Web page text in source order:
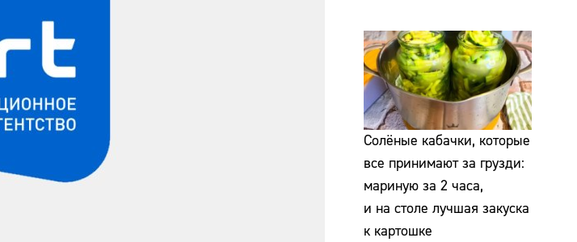
Солёные кабачки, которые
все принимают за грузди:
мариную за 2 часа,
и на столе лучшая закуска
к картошке